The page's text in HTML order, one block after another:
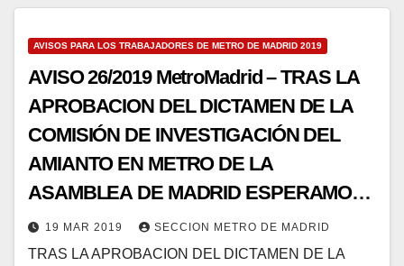
AVISOS PARA LOS TRABAJADORES DE METRO DE MADRID 2019
AVISO 26/2019 MetroMadrid – TRAS LA
APROBACION DEL DICTAMEN DE LA
COMISIÓN DE INVESTIGACIÓN DEL
AMIANTO EN METRO DE LA
ASAMBLEA DE MADRID ESPERAMOS
QUE ACTUÉ LA FISCALIA
19 MAR 2019 SECCION METRO DE MADRID
TRAS LA APROBACION DEL DICTAMEN DE LA